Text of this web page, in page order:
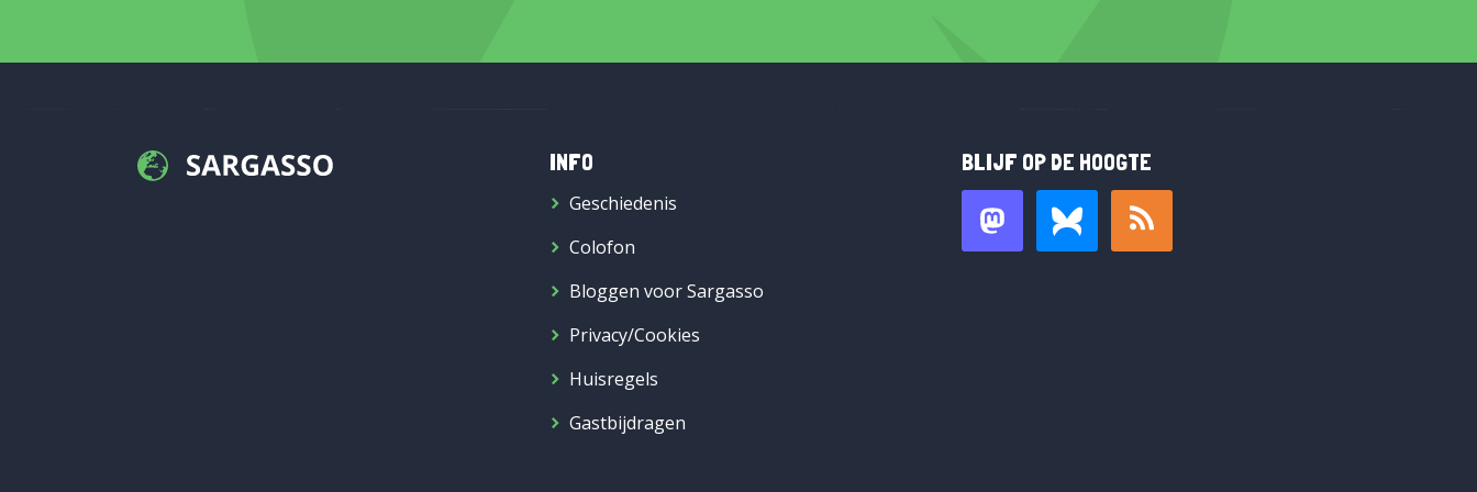
INFO
Geschiedenis
Colofon
Bloggen voor Sargasso
Privacy/Cookies
Huisregels
Gastbijdragen
BLIJF OP DE HOOGTE